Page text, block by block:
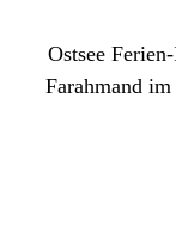
Ostsee
Farahmand